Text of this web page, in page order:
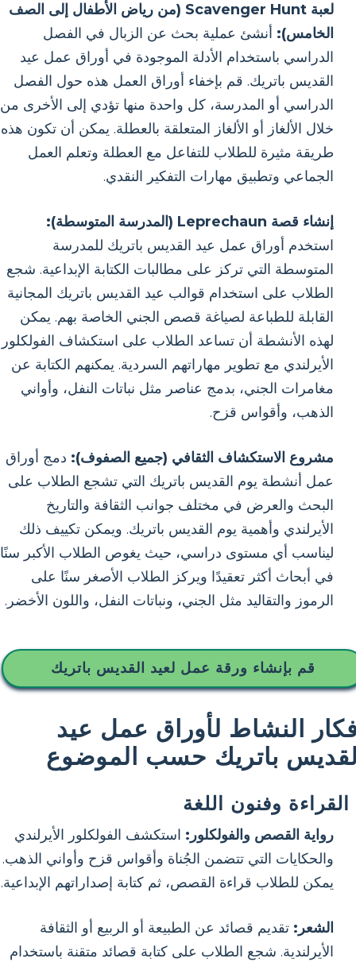
لعبة Scavenger Hunt (من رياض الأطفال إلى الصف
الخامس): أنشئ عملية بحث عن الزبال في الفصل
الدراسي باستخدام الأدلة الموجودة في أوراق عمل عيد
القديس باتريك. قم بإخفاء أوراق العمل هذه حول الفصل
الدراسي أو المدرسة، كل واحدة منها تؤدي إلى الأخرى من
خلال الألغاز أو الألغاز المتعلقة بالعطلة. يمكن أن تكون هذه
طريقة مثيرة للطلاب للتفاعل مع العطلة وتعلم العمل
الجماعي وتطبيق مهارات التفكير النقدي.
إنشاء قصة Leprechaun (المدرسة المتوسطة):
استخدم أوراق عمل عيد القديس باتريك للمدرسة
المتوسطة التي تركز على مطالبات الكتابة الإبداعية. شجع
الطلاب على استخدام قوالب عيد القديس باتريك المجانية
القابلة للطباعة لصياغة قصص الجني الخاصة بهم. يمكن
لهذه الأنشطة أن تساعد الطلاب على استكشاف الفولكلور
الأيرلندي مع تطوير مهاراتهم السردية. يمكنهم الكتابة عن
مغامرات الجني، بدمج عناصر مثل نباتات النفل، وأواني
الذهب، وأقواس قزح.
مشروع الاستكشاف الثقافي (جميع الصفوف): دمج أوراق
عمل أنشطة يوم القديس باتريك التي تشجع الطلاب على
البحث والعرض في مختلف جوانب الثقافة والتاريخ
الأيرلندي وأهمية يوم القديس باتريك. ويمكن تكييف ذلك
ليناسب أي مستوى دراسي، حيث يغوص الطلاب الأكبر سنًا
في أبحاث أكثر تعقيدًا ويركز الطلاب الأصغر سنًا على
الرموز والتقاليد مثل الجني، ونباتات النفل، واللون الأخضر.
قم بإنشاء ورقة عمل لعيد القديس باتريك
النشاط لأوراق عمل عيد
باتريك حسب الموضوع
القراءة وفنون اللغة
رواية القصص والفولكلور: استكشف الفولكلور الأيرلندي
والحكايات التي تتضمن الجُناة وأقواس قزح وأواني الذهب.
يمكن للطلاب قراءة القصص، ثم كتابة إصداراتهم الإبداعية.
الشعر: تقديم قصائد عن الطبيعة أو الربيع أو الثقافة
الأيرلندية. شجع الطلاب على كتابة قصائد متقنة باستخدام